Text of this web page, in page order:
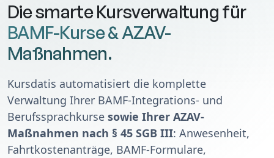
Die smarte Kursverwaltung für
BAMF-Kurse & AZAV-
Maßnahmen.
Kursdatis automatisiert die komplette
Verwaltung Ihrer BAMF-Integrations- und
Berufssprachkurse sowie Ihrer AZAV-
Maßnahmen nach § 45 SGB III: Anwesenheit,
Fahrtkostenanträge, BAMF-Formulare,